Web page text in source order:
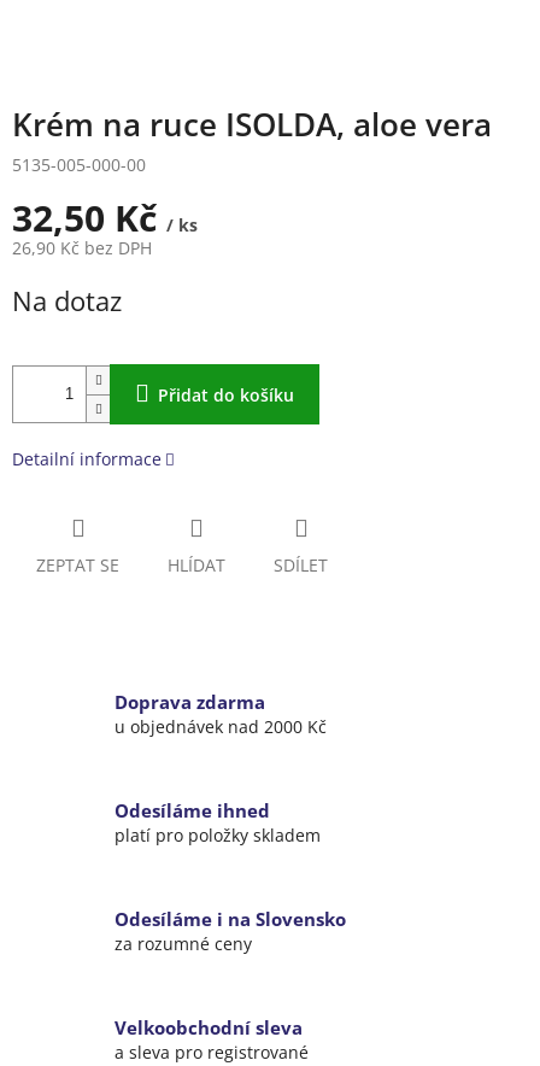
Krém na ruce ISOLDA, aloe vera
5135-005-000-00
32,50 Kč / ks
26,90 Kč bez DPH
cena:
Na dotaz
Přidat do košíku
Detailní informace
ZEPTAT SE HLÍDAT SDÍLET
Doprava zdarma
u objednávek nad 2000 Kč
Odesíláme ihned
platí pro položky skladem
Odesíláme i na Slovensko
za rozumné ceny
Velkoobchodní sleva
a sleva pro registrované